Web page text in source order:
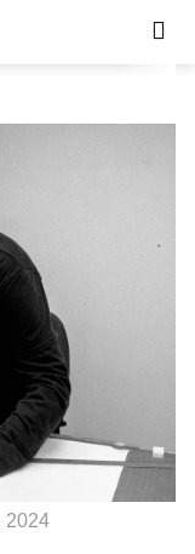
2024